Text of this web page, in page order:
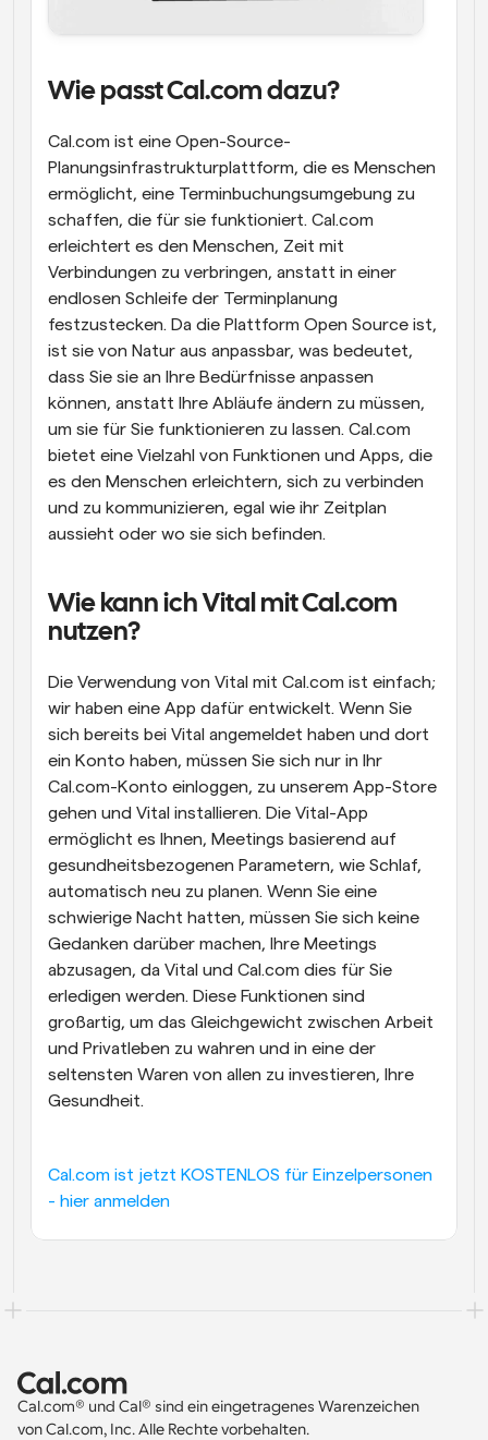
Wie passt Cal.com dazu?
Cal.com ist eine Open-Source-
Planungsinfrastrukturplattform, die es Menschen
ermöglicht, eine Terminbuchungsumgebung zu
schaffen, die für sie funktioniert. Cal.com
erleichtert es den Menschen, Zeit mit
Verbindungen zu verbringen, anstatt in einer
endlosen Schleife der Terminplanung
festzustecken. Da die Plattform Open Source ist,
ist sie von Natur aus anpassbar, was bedeutet,
dass Sie sie an Ihre Bedürfnisse anpassen
können, anstatt Ihre Abläufe ändern zu müssen,
um sie für Sie funktionieren zu lassen. Cal.com
bietet eine Vielzahl von Funktionen und Apps, die
es den Menschen erleichtern, sich zu verbinden
und zu kommunizieren, egal wie ihr Zeitplan
aussieht oder wo sie sich befinden.
Wie kann ich Vital mit Cal.com
nutzen?
Die Verwendung von Vital mit Cal.com ist einfach;
wir haben eine App dafür entwickelt. Wenn Sie
sich bereits bei Vital angemeldet haben und dort
ein Konto haben, müssen Sie sich nur in Ihr
Cal.com-Konto einloggen, zu unserem App-Store
gehen und Vital installieren. Die Vital-App
ermöglicht es Ihnen, Meetings basierend auf
gesundheitsbezogenen Parametern, wie Schlaf,
automatisch neu zu planen. Wenn Sie eine
schwierige Nacht hatten, müssen Sie sich keine
Gedanken darüber machen, Ihre Meetings
abzusagen, da Vital und Cal.com dies für Sie
erledigen werden. Diese Funktionen sind
großartig, um das Gleichgewicht zwischen Arbeit
und Privatleben zu wahren und in eine der
seltensten Waren von allen zu investieren, Ihre
Gesundheit.
Cal.com ist jetzt KOSTENLOS für Einzelpersonen
- hier anmelden
Cal.com® und Cal® sind ein eingetragenes Warenzeichen
von Cal.com, Inc. Alle Rechte vorbehalten.